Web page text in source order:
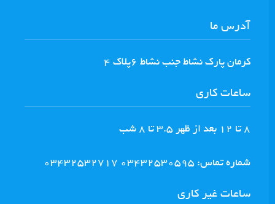
آدرس ما
كرمان پارك نشاط جنب نشاط ٦پلاك ٤
ساعات کاری
8 تا ١٢ بعد از ظهر ٣.٥ تا ٨ شب
شماره تماس: 03432530595 03432532717
ساعات غیر کاری